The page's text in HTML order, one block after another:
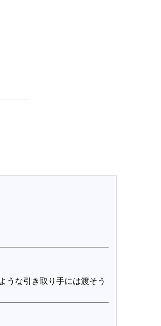
うな引き取り手には渡そう